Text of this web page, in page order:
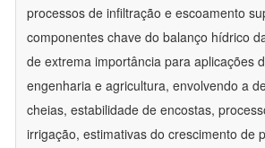
processos de infiltração e escoamento
componentes chave do balanço hídrico
de extrema importância para aplicações
engenharia e agricultura, envolvendo a
cheias, estabilidade de encostas,
irrigação, estimativas do crescimento de